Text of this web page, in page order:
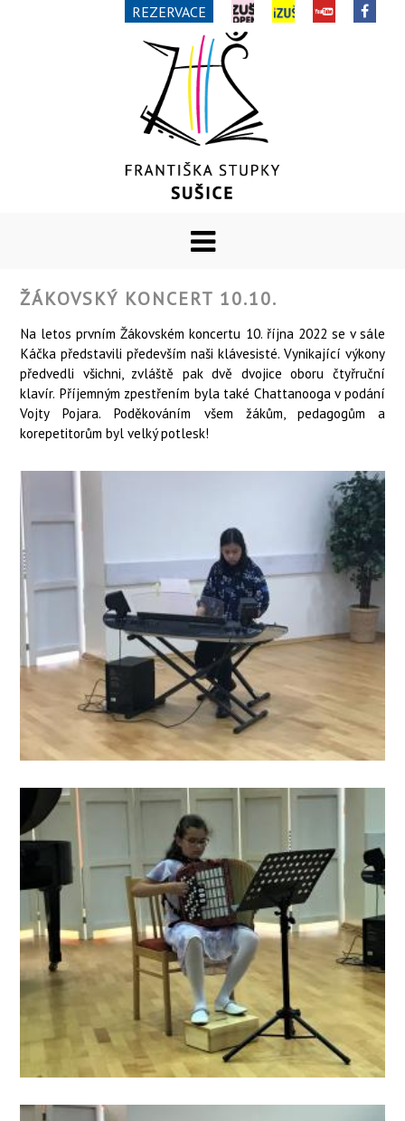
REZERVACE
ŽÁKOVSKÝ KONCERT 10.10.
Na letos prvním Žákovském koncertu 10. října 2022 se v sále
Káčka představili především naši klávesisté. Vynikající výkony
předvedli všichni, zvláště pak dvě dvojice oboru čtyřruční
klavír. Příjemným zpestřením byla také Chattanooga v podání
Vojty Pojara. Poděkováním všem žákům, pedagogům a
korepetitorům byl velký potlesk!